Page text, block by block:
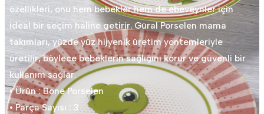
özellikleri, onu hem bebekler hem de ebeveynler için
ideal bir seçim haline getirir. Güral Porselen mama
takımları, yüzde yüz hijyenik üretim yöntemleriyle
üretilir, böylece bebeklerin sağlığını korur ve güvenli bir
kullanım sağlar.
• Ürün : Bone Porselen
• Parça Sayısı : 3